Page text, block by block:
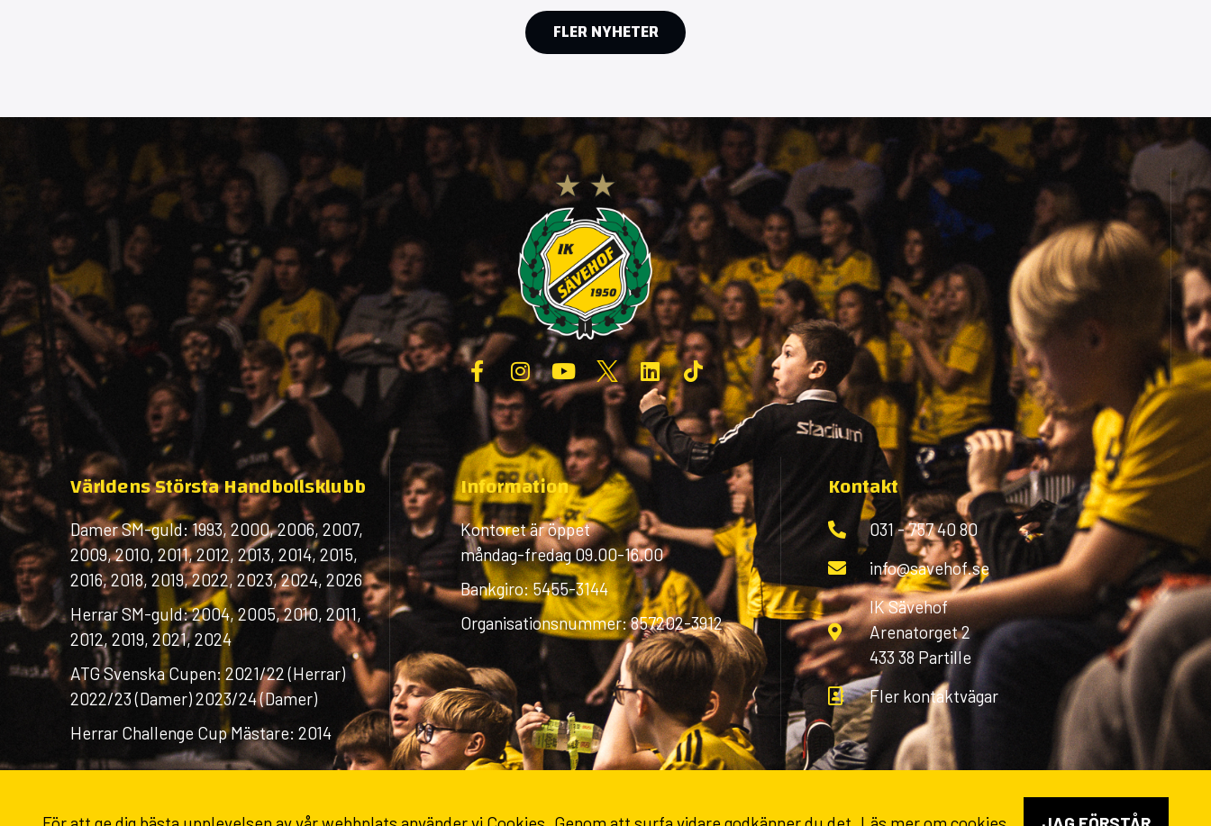
FLER NYHETER
Världens Största Handbollsklubb
Damer SM-guld: 1993, 2000, 2006, 2007,
2009, 2010, 2011, 2012, 2013, 2014, 2015,
2016, 2018, 2019, 2022, 2023, 2024, 2026
Herrar SM-guld: 2004, 2005, 2010, 2011,
2012, 2019, 2021, 2024
ATG Svenska Cupen: 2021/22 (Herrar)
2022/23 (Damer) 2023/24 (Damer)
Herrar Challenge Cup Mästare: 2014
Information
Kontoret är öppet
måndag-fredag 09.00-16.00
Bankgiro: 5455-3144
Organisationsnummer: 857202-3912
Kontakt
031 - 757 40 80
info@savehof.se
IK Sävehof
Arenatorget 2
433 38 Partille
Fler kontaktvägar